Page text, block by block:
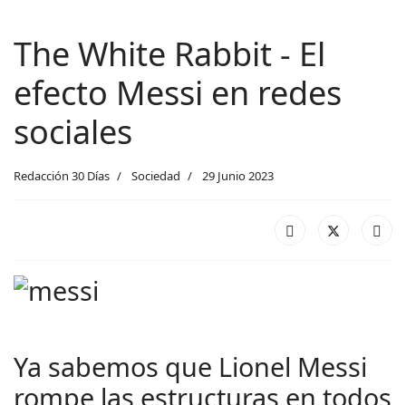
The White Rabbit - El
efecto Messi en redes
sociales
Redacción 30 Días Sociedad 29 Junio 2023
Ya sabemos que Lionel Messi
rompe las estructuras en todos